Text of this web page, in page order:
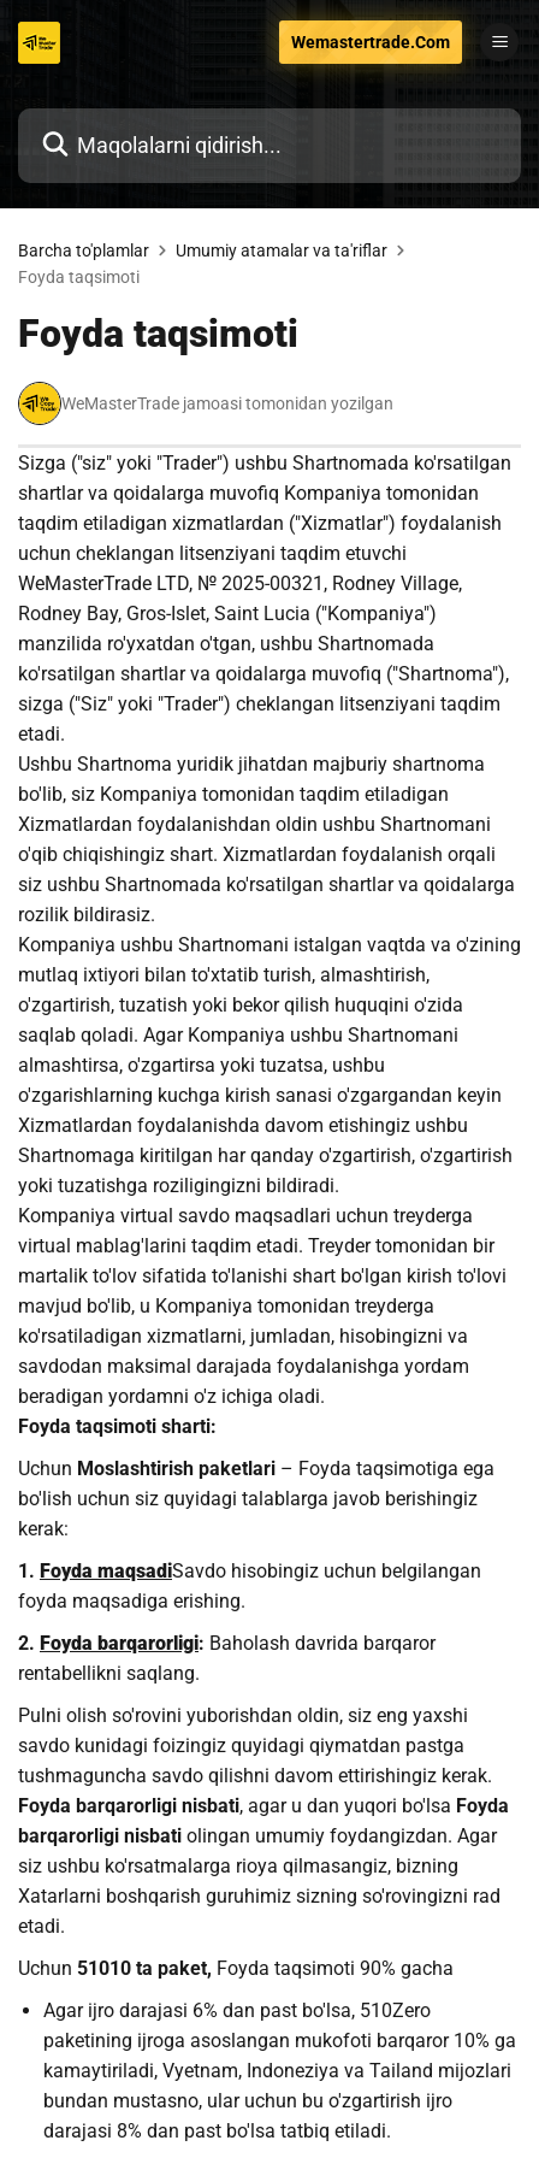
o'tish
Wemastertrade.Com
Barcha to'plamlar
Umumiy atamalar va ta'riflar
Foyda taqsimoti
Foyda taqsimoti
WeMasterTrade jamoasi tomonidan yozilgan
Sizga ("siz" yoki "Trader") ushbu Shartnomada ko'rsatilgan
shartlar va qoidalarga muvofiq Kompaniya tomonidan
taqdim etiladigan xizmatlardan ("Xizmatlar") foydalanish
uchun cheklangan litsenziyani taqdim etuvchi
WeMasterTrade LTD, № 2025-00321, Rodney Village,
Rodney Bay, Gros-Islet, Saint Lucia ("Kompaniya")
manzilida ro'yxatdan o'tgan, ushbu Shartnomada
ko'rsatilgan shartlar va qoidalarga muvofiq ("Shartnoma"),
sizga ("Siz" yoki "Trader") cheklangan litsenziyani taqdim
etadi.
Ushbu Shartnoma yuridik jihatdan majburiy shartnoma
bo'lib, siz Kompaniya tomonidan taqdim etiladigan
Xizmatlardan foydalanishdan oldin ushbu Shartnomani
o'qib chiqishingiz shart. Xizmatlardan foydalanish orqali
siz ushbu Shartnomada ko'rsatilgan shartlar va qoidalarga
rozilik bildirasiz.
Kompaniya ushbu Shartnomani istalgan vaqtda va o'zining
mutlaq ixtiyori bilan to'xtatib turish, almashtirish,
o'zgartirish, tuzatish yoki bekor qilish huquqini o'zida
saqlab qoladi. Agar Kompaniya ushbu Shartnomani
almashtirsa, o'zgartirsa yoki tuzatsa, ushbu
o'zgarishlarning kuchga kirish sanasi o'zgargandan keyin
Xizmatlardan foydalanishda davom etishingiz ushbu
Shartnomaga kiritilgan har qanday o'zgartirish, o'zgartirish
yoki tuzatishga roziligingizni bildiradi.
Kompaniya virtual savdo maqsadlari uchun treyderga
virtual mablag'larini taqdim etadi. Treyder tomonidan bir
martalik to'lov sifatida to'lanishi shart bo'lgan kirish to'lovi
mavjud bo'lib, u Kompaniya tomonidan treyderga
ko'rsatiladigan xizmatlarni, jumladan, hisobingizni va
savdodan maksimal darajada foydalanishga yordam
beradigan yordamni o'z ichiga oladi.
Foyda taqsimoti sharti:
Uchun Moslashtirish paketlari – Foyda taqsimotiga ega
bo'lish uchun siz quyidagi talablarga javob berishingiz
kerak:
1. Foyda maqsadiSavdo hisobingiz uchun belgilangan
foyda maqsadiga erishing.
2. Foyda barqarorligi: Baholash davrida barqaror
rentabellikni saqlang.
Pulni olish so'rovini yuborishdan oldin, siz eng yaxshi
savdo kunidagi foizingiz quyidagi qiymatdan pastga
tushmaguncha savdo qilishni davom ettirishingiz kerak.
Foyda barqarorligi nisbati, agar u dan yuqori bo'lsa Foyda
barqarorligi nisbati olingan umumiy foydangizdan. Agar
siz ushbu ko'rsatmalarga rioya qilmasangiz, bizning
Xatarlarni boshqarish guruhimiz sizning so'rovingizni rad
etadi.
Uchun 51010 ta paket, Foyda taqsimoti 90% gacha
Agar ijro darajasi 6% dan past bo'lsa, 510Zero
paketining ijroga asoslangan mukofoti barqaror 10% ga
kamaytiriladi, Vyetnam, Indoneziya va Tailand mijozlari
bundan mustasno, ular uchun bu o'zgartirish ijro
darajasi 8% dan past bo'lsa tatbiq etiladi.